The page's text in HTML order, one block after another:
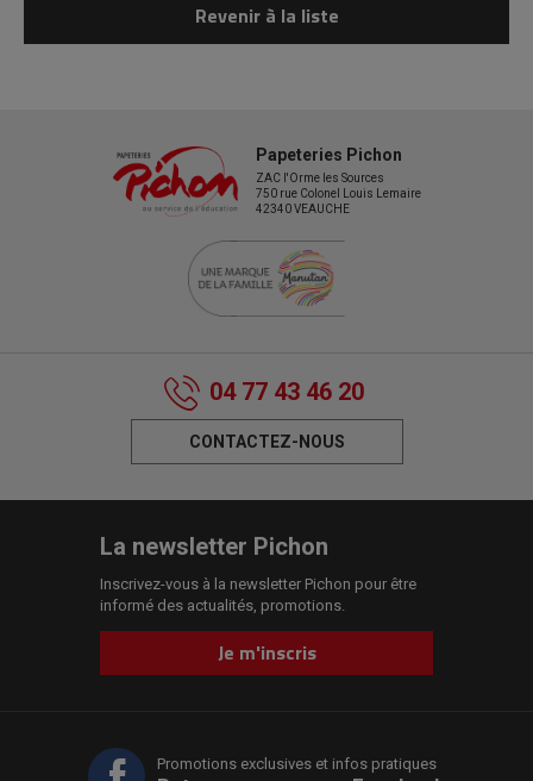
Revenir à la liste
Papeteries Pichon
ZAC l'Orme les Sources
750 rue Colonel Louis Lemaire
42340 VEAUCHE
04 77 43 46 20
CONTACTEZ-NOUS
La newsletter Pichon
Inscrivez-vous à la newsletter Pichon pour être
informé des actualités, promotions.
Je m'inscris
Promotions exclusives et infos pratiques